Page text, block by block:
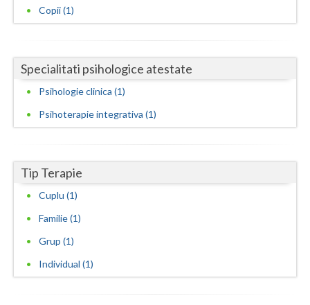
Mehedinti
Neamt
Olt
Prahova
Satu-Mare
Sibiu
Copii (1)
Specialitati psihologice atestate
Psihologie clinica (1)
Psihoterapie integrativa (1)
Tip Terapie
Cuplu (1)
Familie (1)
Grup (1)
Individual (1)